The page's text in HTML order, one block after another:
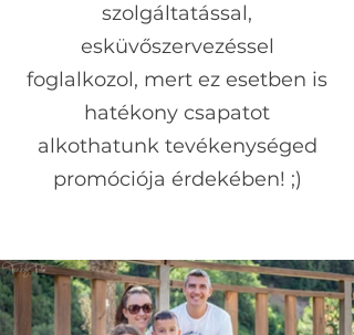
szolgáltatással,
esküvőszervezéssel
foglalkozol, mert ez esetben is
hatékony csapatot
alkothatunk tevékenységed
promóciója érdekében! ;)